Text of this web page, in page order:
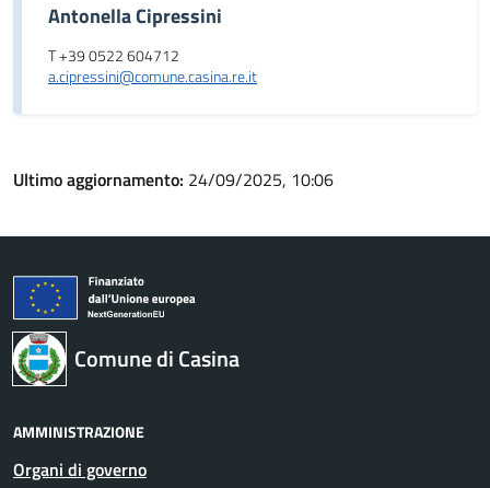
Antonella Cipressini
T +39 0522 604712
a.cipressini@comune.casina.re.it
Ultimo aggiornamento: 24/09/2025, 10:06
Comune di Casina
AMMINISTRAZIONE
Organi di governo